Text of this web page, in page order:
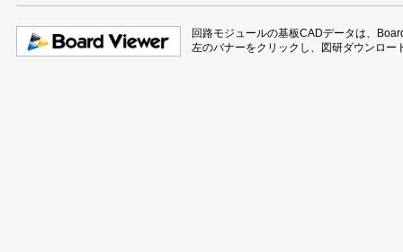
・32ｋHzCLK出力.
●割り込みコントローラー (INTC)
●パッケージ QFN0707-48(0.5mm pitch)
●CMOSプロセス
回路モジュールの基板CADデータは、
左のバナーをクリックし、図研ダウンロ